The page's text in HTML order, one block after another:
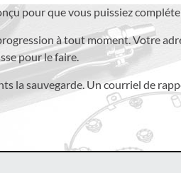
pour que vous puissiez
à tout moment. Votre
pour le faire.
la sauvegarde. Un courriel de